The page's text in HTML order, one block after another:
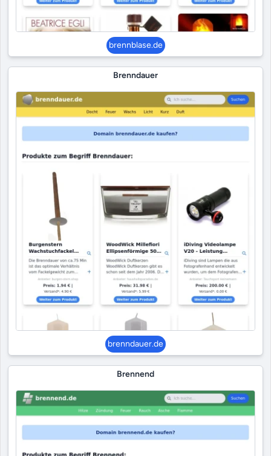
brennblase.de
Brenndauer
brenndauer.de
Brennend